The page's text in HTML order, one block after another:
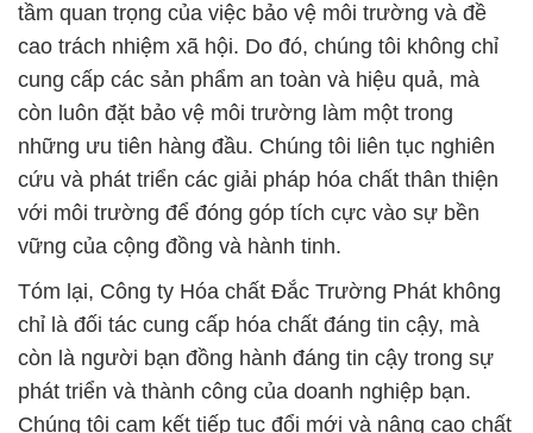
tầm quan trọng của việc bảo vệ môi trường và đề
cao trách nhiệm xã hội. Do đó, chúng tôi không chỉ
cung cấp các sản phẩm an toàn và hiệu quả, mà
còn luôn đặt bảo vệ môi trường làm một trong
những ưu tiên hàng đầu. Chúng tôi liên tục nghiên
cứu và phát triển các giải pháp hóa chất thân thiện
với môi trường để đóng góp tích cực vào sự bền
vững của cộng đồng và hành tinh.
Tóm lại, Công ty Hóa chất Đắc Trường Phát không
chỉ là đối tác cung cấp hóa chất đáng tin cậy, mà
còn là người bạn đồng hành đáng tin cậy trong sự
phát triển và thành công của doanh nghiệp bạn.
Chúng tôi cam kết tiếp tục đổi mới và nâng cao chất